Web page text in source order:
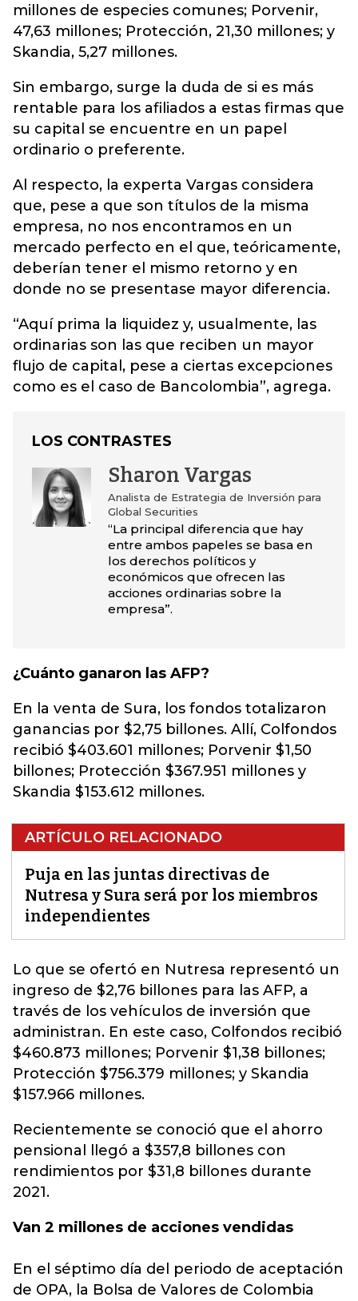
millones de especies comunes; Porvenir,
47,63 millones; Protección, 21,30 millones; y
Skandia, 5,27 millones.
Sin embargo, surge la duda de si es más
rentable para los afiliados a estas firmas que
su capital se encuentre en un papel
ordinario o preferente.
Al respecto, la experta Vargas considera
que, pese a que son títulos de la misma
empresa, no nos encontramos en un
mercado perfecto en el que, teóricamente,
deberían tener el mismo retorno y en
donde no se presentase mayor diferencia.
“Aquí prima la liquidez y, usualmente, las
ordinarias son las que reciben un mayor
flujo de capital, pese a ciertas excepciones
como es el caso de Bancolombia”, agrega.
LOS CONTRASTES
Sharon Vargas
Analista de Estrategia de Inversión para
Global Securities
“La principal diferencia que hay
entre ambos papeles se basa en
los derechos políticos y
económicos que ofrecen las
acciones ordinarias sobre la
empresa”.
¿Cuánto ganaron las AFP?
En la venta de Sura, los fondos totalizaron
ganancias por $2,75 billones. Allí, Colfondos
recibió $403.601 millones; Porvenir $1,50
billones; Protección $367.951 millones y
Skandia $153.612 millones.
ARTÍCULO RELACIONADO
Puja en las juntas directivas de
Nutresa y Sura será por los miembros
independientes
Lo que se ofertó en Nutresa representó un
ingreso de $2,76 billones para las AFP, a
través de los vehículos de inversión que
administran. En este caso, Colfondos recibió
$460.873 millones; Porvenir $1,38 billones;
Protección $756.379 millones; y Skandia
$157.966 millones.
Recientemente se conoció que el ahorro
pensional llegó a $357,8 billones con
rendimientos por $31,8 billones durante
2021.
Van 2 millones de acciones vendidas
En el séptimo día del periodo de aceptación
de OPA, la Bolsa de Valores de Colombia